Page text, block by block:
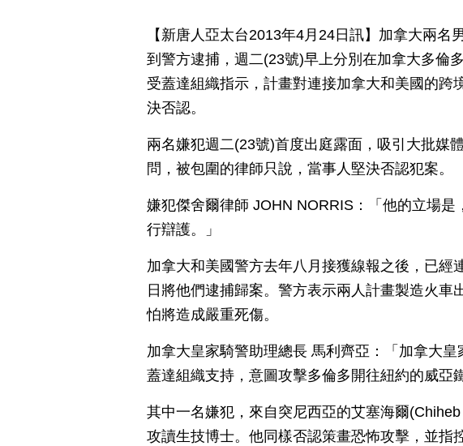
【新唐人亞太台2013年4月24日訊】加拿大兩名
到警方逮捕，週二(23號)早上分別在加拿大多倫
受蓋達組織指示，計畫對連接加拿大和美國的跨
決否認。
兩名嫌犯週二(23號)首度出庭露面，吸引大批媒
問，被包圍的律師只說，當事人堅決否認犯案。
嫌犯傑舍爾律師 JOHN NORRIS：「他的立場是
行辯護。」
加拿大和美國警方去年八月接獲線報之後，已經
日將他們逮捕歸案。警方表示兩人計畫製造火車
怕將造成嚴重死傷。
加拿大皇家騎警助理總長 馬利齊亞：「加拿大
蓋達組織支持，意圖攻擊多倫多開往紐約的威亞
其中一名嫌犯，來自突尼西亞的艾塞海爾
攻讀生技博士。他同樣否認策畫恐怖攻擊，並指